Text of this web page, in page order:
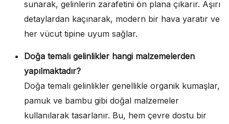
sunarak, gelinlerin zarafetini ön plana çıkarır. Aşırı
detaylardan kaçınarak, modern bir hava yaratır ve
her vücut tipine uyum sağlar.
Doğa temalı gelinlikler hangi malzemelerden
yapılmaktadır?
Doğa temalı gelinlikler genellikle organik kumaşlar,
pamuk ve bambu gibi doğal malzemeler
kullanılarak tasarlanır. Bu, hem çevre dostu bir